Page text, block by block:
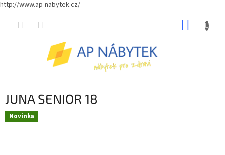
http://www.ap-nabytek.cz/
JUNA SENIOR 18
Novinka